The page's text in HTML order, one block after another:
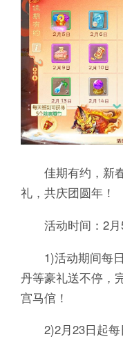
佳期有约，新春
礼，共庆团圆年！
活动时间：2月
1)活动期间每日
丹等豪礼送不停，
宫马倌！
2)2月23日起每